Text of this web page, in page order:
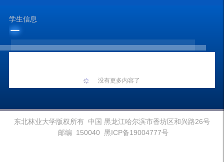
学生信息
没有更多内容了
东北林业大学版权所有 中国 黑龙江哈尔滨市香坊区和兴路26号
邮编 150040 黑ICP备19004777号